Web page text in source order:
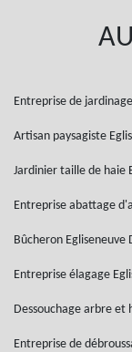
Entreprise de
Artisan paysagiste
Jardinier taille de haie
Entreprise abattage
Bûcheron Egliseneuve
Entreprise élagage
Dessouchage arbre et
Entreprise de